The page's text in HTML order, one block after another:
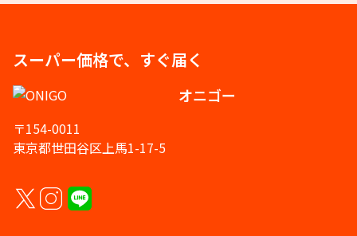
スーパー価格で、すぐ届く
オニゴー
〒154-0011
東京都世田谷区上馬1-17-5